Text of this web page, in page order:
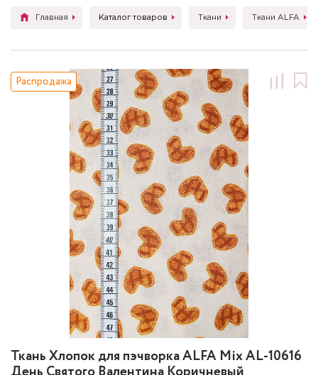
Главная Каталог товаров Ткани Ткани ALFA
Ткань Хлопок для пэчворка ALFA Mix AL-10616
Распродажа